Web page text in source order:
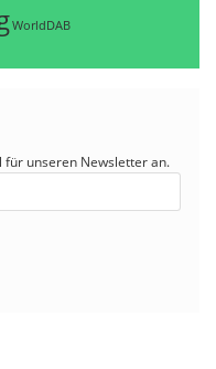
WorldDAB
für unseren Newsletter an.